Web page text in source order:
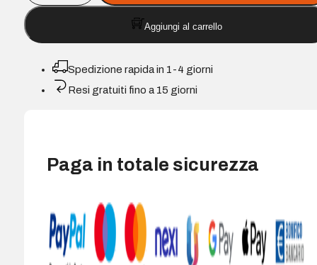
da
pavimento
Pro
schermi
interattivi/TV
multiuso
Peso
Aggiungi al carrello
Spedizione rapida in 1-4 giorni
Resi gratuiti fino a 15 giorni
Paga in totale sicurezza